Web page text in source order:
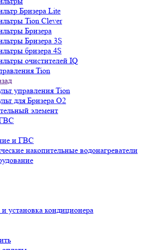
Бризера Lite
Tion Clever
Бризера
Бризера 3S
бризера 4S
очистителей IQ
Tion
управления Tion
для Бризера O2
элемент
и ГВС
накопительные водонагреватели
установка кондиционера